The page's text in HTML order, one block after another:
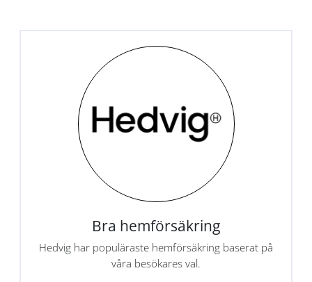
Bra hemförsäkring
Hedvig har populäraste hemförsäkring baserat på
våra besökares val.